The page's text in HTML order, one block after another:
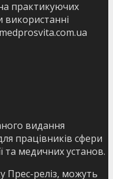
практикуючих
використанні
видання
працівників сфери
та медичних установ.
Прес-реліз, можуть